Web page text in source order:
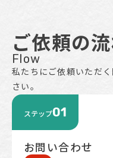
ご依頼の
Flow
私たちにご依頼いただ
さい。
ステップ01
お問い合わせ